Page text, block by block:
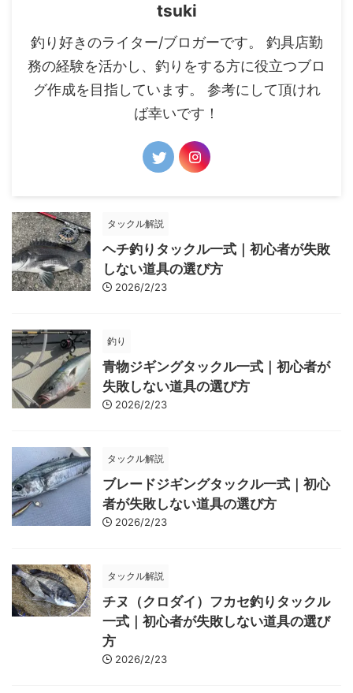
tsuki
釣り好きのライター/ブロガーです。 釣具店勤
務の経験を活かし、釣りをする方に役立つブロ
グ作成を目指しています。 参考にして頂けれ
ば幸いです！
タックル解説
ヘチ釣りタックル一式｜初心者が失敗
しない道具の選び方
2026/2/23
釣り
青物ジギングタックル一式｜初心者が
失敗しない道具の選び方
2026/2/23
タックル解説
ブレードジギングタックル一式｜初心
者が失敗しない道具の選び方
2026/2/23
タックル解説
チヌ（クロダイ）フカセ釣りタックル
一式｜初心者が失敗しない道具の選び
方
2026/2/23